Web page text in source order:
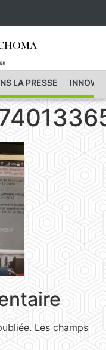
LA PRESSE
Les champs